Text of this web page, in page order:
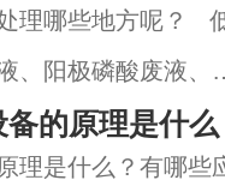
理哪些地方呢？
、阳极磷酸废液、
、涂料废液、氟酸
盐废液。只要废液
的原理是什
理是什么？有哪些